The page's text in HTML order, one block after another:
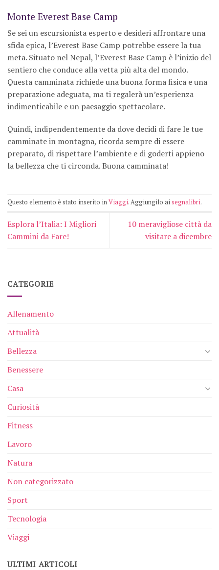
Monte Everest Base Camp
Se sei un escursionista esperto e desideri affrontare una
sfida epica, l’Everest Base Camp potrebbe essere la tua
meta. Situato nel Nepal, l’Everest Base Camp è l’inizio del
sentiero che conduce alla vetta più alta del mondo.
Questa camminata richiede una buona forma fisica e una
preparazione adeguata, ma ti regalerà un’esperienza
indimenticabile e un paesaggio spettacolare.
Quindi, indipendentemente da dove decidi di fare le tue
camminate in montagna, ricorda sempre di essere
preparato, di rispettare l’ambiente e di goderti appieno
la bellezza che ti circonda. Buona camminata!
Questo elemento è stato inserito inViaggi. Aggiungilo aisegnalibri.
Esplora l’Italia: I Migliori
Cammini da Fare!
10 meravigliose città da
visitare a dicembre
CATEGORIE
Allenamento
Attualità
Bellezza
Benessere
Casa
Curiosità
Fitness
Lavoro
Natura
Non categorizzato
Sport
Tecnologia
Viaggi
ULTIMI ARTICOLI